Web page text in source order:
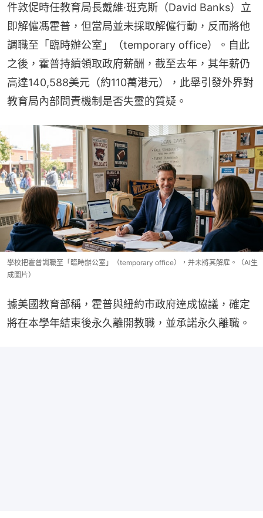
件敦促時任教育局長戴維·班克斯（David Banks）立
即解僱馮霍普，但當局並未採取解僱行動，反而將他
調職至「臨時辦公室」（temporary office）。自此
之後，霍普持續領取政府薪酬，截至去年，其年薪仍
高達140,588美元（約110萬港元），此舉引發外界對
教育局內部問責機制是否失靈的質疑。
學校把霍普調職至「臨時辦公室」（temporary office），并未將其解雇。（AI生
成圖片）
據美國教育部稱，霍普與紐約市政府達成協議，確定
將在本學年結束後永久離開教職，並承諾永久離職。